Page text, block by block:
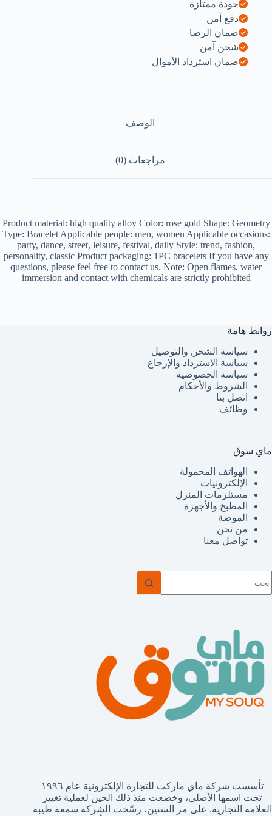
جودة ممتازة
دفع آمن
ضمان الرضا
شحن آمن
ضمان استرداد الأموال
الوصف
مراجعات (0)
Product material: high quality alloy Color: rose gold Shape: Geometry
Type: Bracelet Applicable people: men, women Applicable occasions:
party, dance, street, leisure, festival, daily Style: trend, fashion,
personality, classic Product packaging: 1PC bracelets If you have any
questions, please feel free to contact us. Note: Open flames, water
immersion and contact with chemicals are strictly prohibited
روابط هامة
سياسة الشحن والتوصيل
سياسة الاسترداد والإرجاع
سياسة الخصوصية
الشروط والأحكام
اتصل بنا
وظائف
ماي سوق
الهواتف المحمولة
الإلكترونيات
مستلزمات المنزل
المطبخ والأجهزة
الموضة
من نحن
تواصل معنا
توجد
تأسست شركة ماي ماركت للتجارة الإلكترونية عام ١٩٩٦
تحت اسمها الأصلي، وخضعت منذ ذلك الحين لعملية تغيير
العلامة التجارية. على مر السنين، رسّخت الشركة سمعة طيبة